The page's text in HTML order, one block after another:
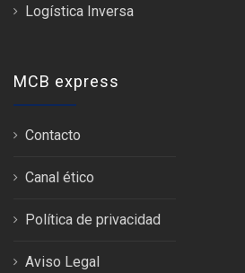
Logística Inversa
MCB express
Contacto
Canal ético
Política de privacidad
Aviso Legal